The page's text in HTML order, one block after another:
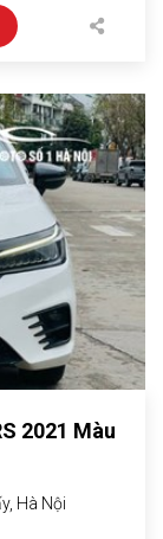
2021 Màu
Hà Nội